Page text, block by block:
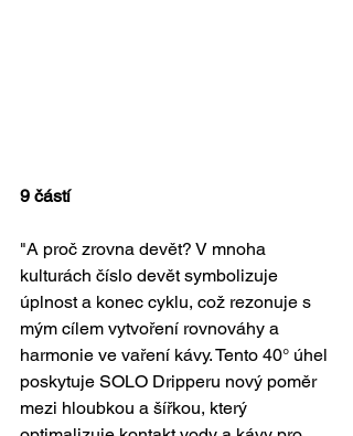
9 částí
"A proč zrovna devět? V mnoha
kulturách číslo devět symbolizuje
úplnost a konec cyklu, což rezonuje s
mým cílem vytvoření rovnováhy a
harmonie ve vaření kávy. Tento 40° úhel
poskytuje SOLO Dripperu nový poměr
mezi hloubkou a šířkou, který